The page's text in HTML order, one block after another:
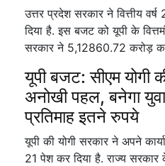
उत्तर प्रदेश सरकार ने वित्तीय
दिया है. इस बजट को यूपी के
सरकार ने 5,12860.72 करोड़
यूपी बजट: सीएम योगी
अनोखी पहल, बनेगा
प्रतिमाह इतने रुपये
यूपी की योगी सरकार ने अपने
21 पेश कर दिया है. राज्य